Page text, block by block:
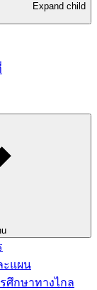
Expand child
ะแผน
ศึกษาทางไกล